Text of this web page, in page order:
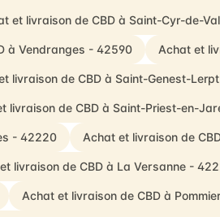
et livraison de CBD à Saint-Cyr-de-
à Vendranges - 42590 Achat et
livraison de CBD à Saint-Genest-
livraison de CBD à Saint-Priest-en-
- 42220 Achat et livraison de
livraison de CBD à La Versanne -
Achat et livraison de CBD à